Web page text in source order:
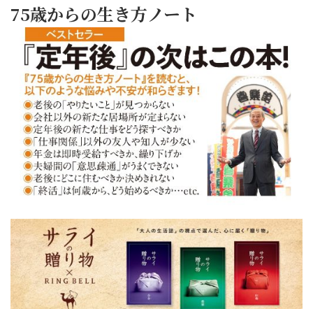
75歳からの生き方ノート